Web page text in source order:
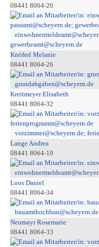
08441 8064-20
gewerbeamt@scheyern.de
Knöferl Melanie
08441 8064-26
grundabgaben@scheyern.de
Kreitmeyer Elisabeth
08441 8064-32
vorzimmer@scheyern.de;
Lange Andrea
08441 8064-10
Loos Daniel
08441 8064-34
bauamthochbau@scheyern.de
Neumayr Rosemarie
08441 8064-33